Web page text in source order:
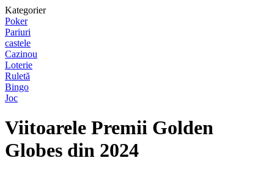
Kategorier
Poker
Pariuri
castele
Cazinou
Loterie
Ruletă
Bingo
Joc
Viitoarele Premii Golden
Globes din 2024